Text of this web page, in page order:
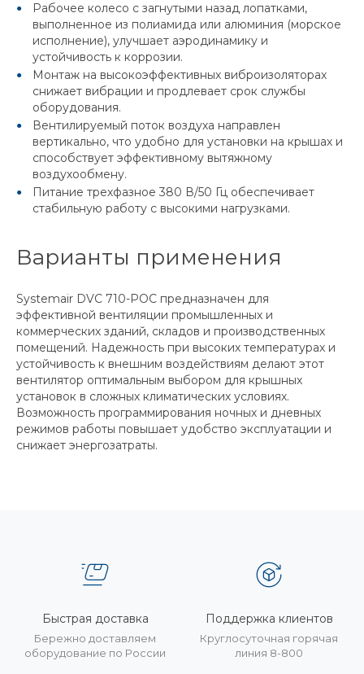
Рабочее колесо с загнутыми назад лопатками,
выполненное из полиамида или алюминия (морское
исполнение), улучшает аэродинамику и
устойчивость к коррозии.
Монтаж на высокоэффективных виброизоляторах
снижает вибрации и продлевает срок службы
оборудования.
Вентилируемый поток воздуха направлен
вертикально, что удобно для установки на крышах и
способствует эффективному вытяжному
воздухообмену.
Питание трехфазное 380 В/50 Гц обеспечивает
стабильную работу с высокими нагрузками.
Варианты применения
Systemair DVC 710-POC предназначен для
эффективной вентиляции промышленных и
коммерческих зданий, складов и производственных
помещений. Надежность при высоких температурах и
устойчивость к внешним воздействиям делают этот
вентилятор оптимальным выбором для крышных
установок в сложных климатических условиях.
Возможность программирования ночных и дневных
режимов работы повышает удобство эксплуатации и
снижает энергозатраты.
Быстрая доставка
Бережно доставляем
оборудование по России
Поддержка клиентов
Круглосуточная горячая
линия 8-800